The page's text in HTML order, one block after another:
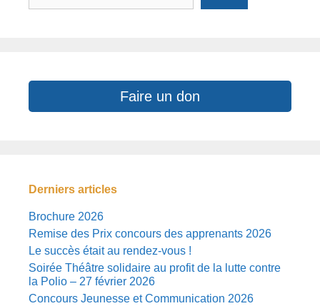
Faire un don
Derniers articles
Brochure 2026
Remise des Prix concours des apprenants 2026
Le succès était au rendez-vous !
Soirée Théâtre solidaire au profit de la lutte contre
la Polio – 27 février 2026
Concours Jeunesse et Communication 2026